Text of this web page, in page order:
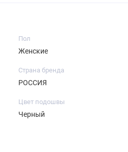
Пол
Женские
Страна бренда
РОССИЯ
Цвет подошвы
Черный